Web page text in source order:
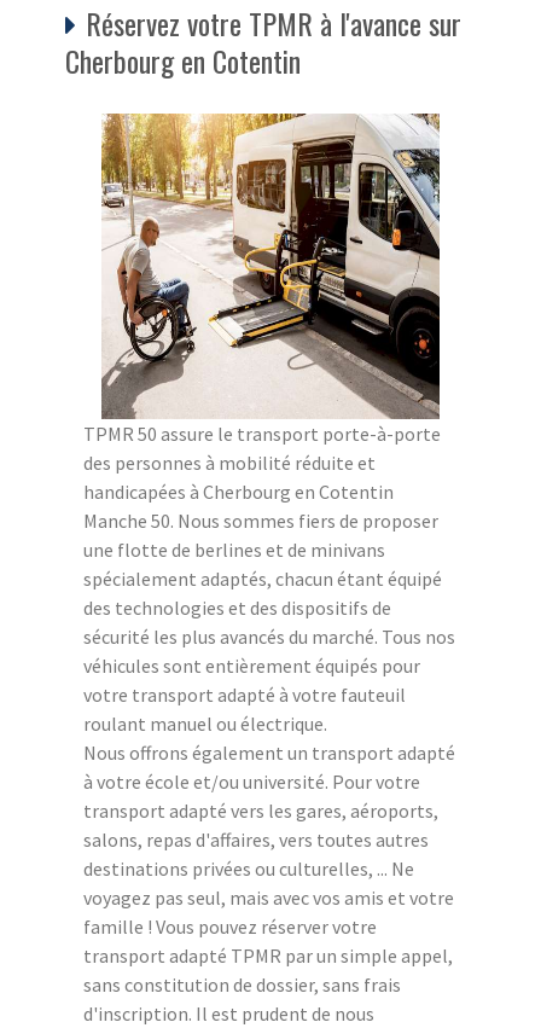
Réservez votre TPMR à l'avance sur
Cherbourg en Cotentin
TPMR 50 assure le transport porte-à-porte
des personnes à mobilité réduite et
handicapées à Cherbourg en Cotentin
Manche 50. Nous sommes fiers de proposer
une flotte de berlines et de minivans
spécialement adaptés, chacun étant équipé
des technologies et des dispositifs de
sécurité les plus avancés du marché. Tous nos
véhicules sont entièrement équipés pour
votre transport adapté à votre fauteuil
roulant manuel ou électrique.
Nous offrons également un transport adapté
à votre école et/ou université. Pour votre
transport adapté vers les gares, aéroports,
salons, repas d'affaires, vers toutes autres
destinations privées ou culturelles, ... Ne
voyagez pas seul, mais avec vos amis et votre
famille ! Vous pouvez réserver votre
transport adapté TPMR par un simple appel,
sans constitution de dossier, sans frais
d'inscription. Il est prudent de nous